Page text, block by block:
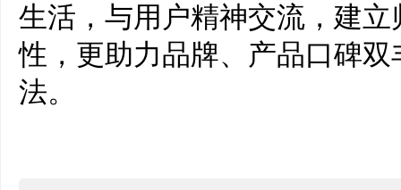
生活，与用户精神交流，建立
性 ， 更助力品牌、产品口碑
法。